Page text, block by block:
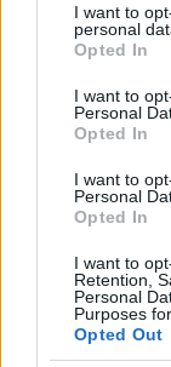
not limited to
grant or deny
use your data
consent section.
I want to
personal
Opted In
I want to
Personal
Opted In
I want to
Personal
Opted In
I want to
Retention,
Personal
Purposes
Opted Out
Petrolio in calo:
materie prime
Nome